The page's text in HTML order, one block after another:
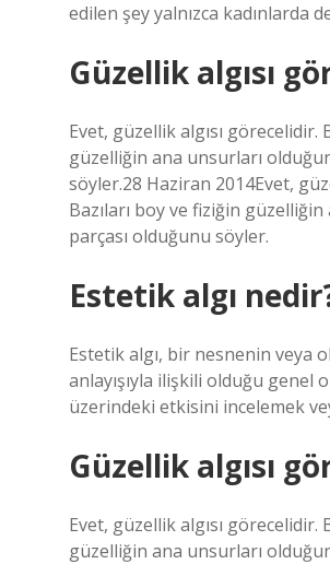
edilen şey yalnızca kadınlarda
Güzellik algısı
Evet, güzellik algısı
güzelliğin ana unsurları
söyler.28 Haziran 2014Evet,
Bazıları boy ve fiziğin
parçası olduğunu söyler.
Estetik algı
Estetik algı, bir nesnenin veya
anlayışıyla ilişkili olduğu genel
üzerindeki etkisini incelemek
Güzellik algısı
Evet, güzellik algısı
güzelliğin ana unsurları